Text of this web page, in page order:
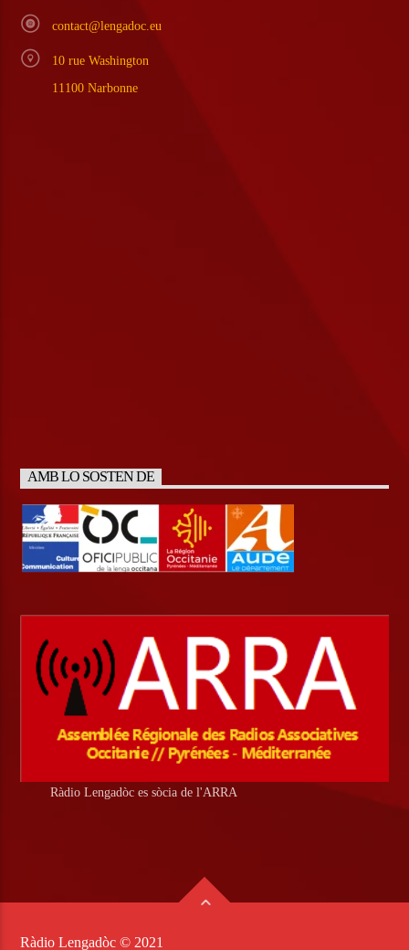
contact@lengadoc.eu
10 rue Washington
11100 Narbonne
AMB LO SOSTEN DE
Ràdio Lengadòc es sòcia de l'ARRA
Ràdio Lengadòc © 2021